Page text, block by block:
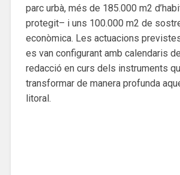
parc urbà, més de 185.000 m2
protegit– i uns 100.000 m2 de
econòmica. Les actuacions
es van configurant amb calendaris
redacció en curs dels instruments
transformar de manera profunda
litoral.